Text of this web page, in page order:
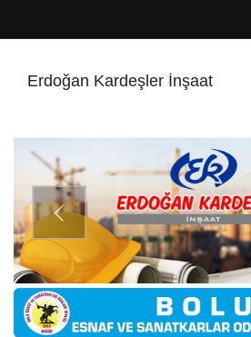
Erdoğan Kardeşler İnşaat